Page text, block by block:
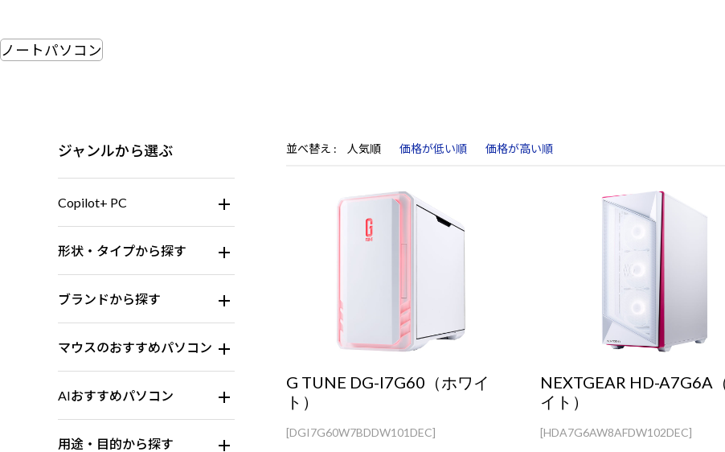
ノートパソコン
ジャンルから選ぶ
Copilot+ PC
形状・タイプから探す
ブランドから探す
マウスのおすすめパソコン
AIおすすめパソコン
用途・目的から探す
並べ替え 人気順 価格が低い順 価格が高い順
G TUNE DG-I7G60（ホワイ
ト）
[DGI7G60W7BDDW101DEC]
NEXTGEAR HD-A7G6A
イト）
[HDA7G6AW8AFDW102DEC]